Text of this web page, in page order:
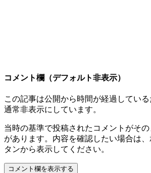
コメント欄（デフォルト非表示）
この記事は公開から時間が経過してい
通常非表示にしています。
当時の基準で投稿されたコメントがそ
があります。内容を確認したい場合は
タンから表示してください。
コメント欄を表示する